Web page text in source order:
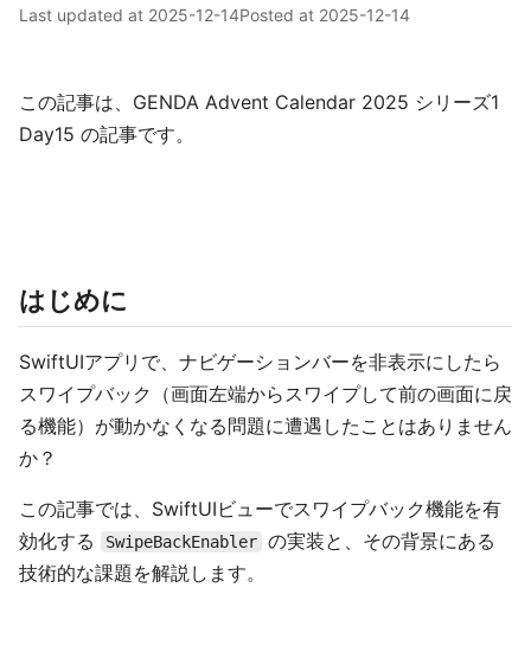
Last updated at 2025-12-14Posted at 2025-12-14
この記事は、GENDA Advent Calendar 2025 シリーズ1
Day15 の記事です。
はじめに
SwiftUIアプリで、ナビゲーションバーを非表示にしたら
スワイプバック（画面左端からスワイプして前の画面に戻
る機能）が動かなくなる問題に遭遇したことはありません
か？
この記事では、SwiftUIビューでスワイプバック機能を有
効化する
SwipeBackEnabler の実装と、その背景にある
技術的な課題を解説します。